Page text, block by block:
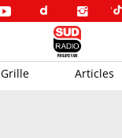
Grille Articles